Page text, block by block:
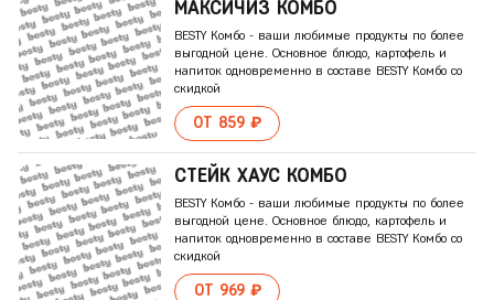
МАКСИЧИЗ КОМБО
BESTY Комбо - ваши любимые продукты по более
выгодной цене. Основное блюдо, картофель и
напиток одновременно в составе BESTY Комбо со
скидкой
ОТ 859 ₽
СТЕЙК ХАУС КОМБО
BESTY Комбо - ваши любимые продукты по более
выгодной цене. Основное блюдо, картофель и
напиток одновременно в составе BESTY Комбо со
скидкой
ОТ 969 ₽